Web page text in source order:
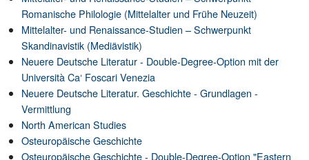
Romanische Philologie (Mittelalter und Frühe Neuzeit)
Mittelalter- und Renaissance-Studien – Schwerpunkt
Skandinavistik (Mediävistik)
Neuere Deutsche Literatur - Double-Degree-Option mit der
Università Ca‘ Foscari Venezia
Neuere Deutsche Literatur. Geschichte - Grundlagen -
Vermittlung
North American Studies
Osteuropäische Geschichte
Osteuropäische Geschichte - Double-Degree-Option "Eastern